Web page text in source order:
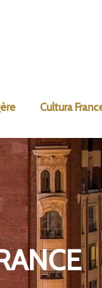
Cultura